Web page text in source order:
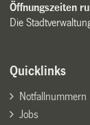
Öffnungszeiten
Die
Quicklinks
Notfallnummern
Jobs